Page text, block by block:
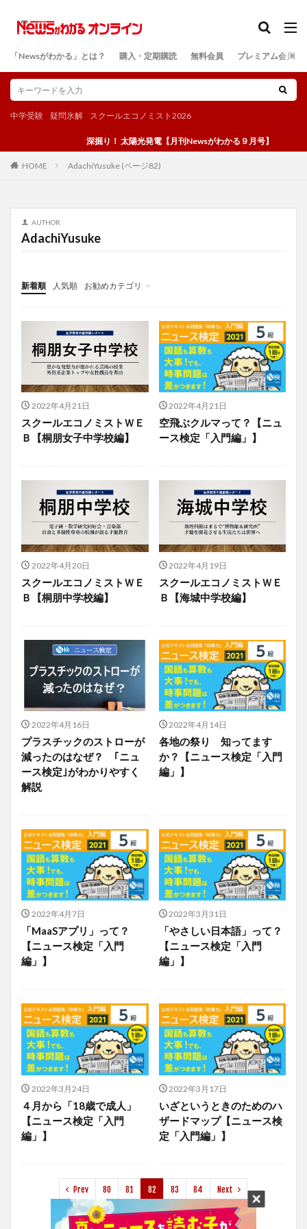
「Newsがわかる」とは？ 購入・定期購読 無料会員 プレミアム会員
中学受験 疑問氷解 スクールエコノミスト2026
深掘り！ 太陽光発電【月刊Newsがわかる９月号】
HOME AdachiYusuke (ページ82)
AUTHOR
AdachiYusuke
新着順 人気順
お勧めカテゴリ
投稿
学び
マンガ
電子書籍
2022年4月21日
スクールエコノミストＷＥ
Ｂ【桐朋女子中学校編】
2022年4月21日
空飛ぶクルマって？【ニュ
ース検定「入門編」】
2022年4月20日
スクールエコノミストＷＥ
Ｂ【桐朋中学校編】
2022年4月19日
スクールエコノミストＷＥ
Ｂ【海城中学校編】
2022年4月16日
プラスチックのストローが
減ったのはなぜ？ ｢ニュ
ース検定｣がわかりやすく
解説
2022年4月14日
各地の祭り 知ってます
か？【ニュース検定「入門
編」】
2022年4月7日
「MaaSアプリ」って？
【ニュース検定「入門
編」】
2022年3月31日
「やさしい日本語」って？
【ニュース検定「入門
編」】
2022年3月24日
４月から「18歳で成人」
【ニュース検定「入門
編」】
2022年3月17日
いざというときのためのハ
ザードマップ【ニュース検
定「入門編」】
Prev 80 81 82 83 84 Next
検索